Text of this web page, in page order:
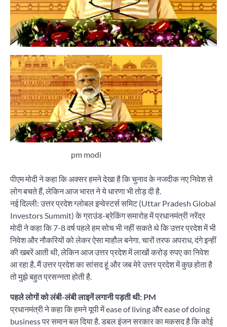
pm modi
पीएम मोदी ने कहा कि अक्सर हमने देखा है कि चुनाव के नजदीक नए निवेश से
लोग बचते हैं, लेकिन आज भारत ने ये धारणा भी तोड़ दी है.
नई दिल्ली: उत्तर प्रदेश ग्लोबल इन्वेस्टर्स समिट (Uttar Pradesh Global
Investors Summit) के ग्राउंड-ब्रेकिंग समारोह में प्रधानमंत्री नरेंद्र
मोदी ने कहा कि 7-8 वर्ष पहले हम सोच भी नहीं सकते थे कि उत्तर प्रदेश में भी
निवेश और नौकरियों को लेकर ऐसा माहौल बनेगा. चारों तरफ अपराध, दंगे इन्हीं
की खबरें आती थी, लेकिन आज उत्तर प्रदेश में लाखों करोड़ रुपए का निवेश
आ रहा है. मैं उत्तर प्रदेश का सांसद हूं और जब मेरे उत्तर प्रदेश में कुछ होता है
तो मुझे बहुत प्रसन्नता होती है.
पहले लोगों को लंबी-लंबी लाइनें लगानी पड़ती थी: PM
प्रधानमंत्री ने कहा कि हमने यूपी में ease of living और ease of doing
business पर समान बल दिया है. डबल इंजन सरकार का मकसद है कि कोई